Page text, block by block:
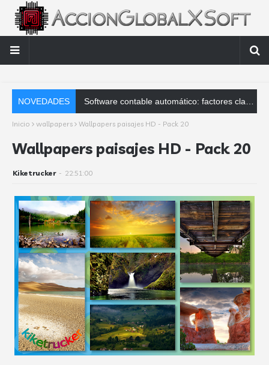
NOVEDADES Software contable automático: factores clave que debes analizar
Inicio wallpapers Wallpapers paisajes HD - Pack 20
Wallpapers paisajes HD - Pack 20
Kiketrucker - 22:51:00